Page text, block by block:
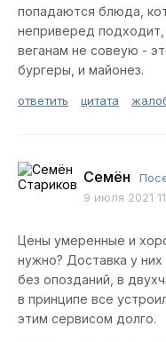
попадаются блюда,
неприверед
веганам не совеую -
бургеры, и майонез.
ответить цитата
Семён
9 июля 2021
Цены умеренные и
нужно? Доставка у
без опозданий, в
в принципе все
этим сервисом долго.